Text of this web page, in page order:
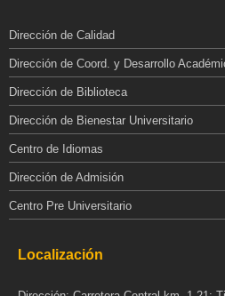
Dirección de Calidad
Dirección de Coord. y Desarrollo
Dirección de Biblioteca
Dirección de Bienestar Universitario
Centro de Idiomas
Dirección de Admisión
Centro Pre Universitario
Localización